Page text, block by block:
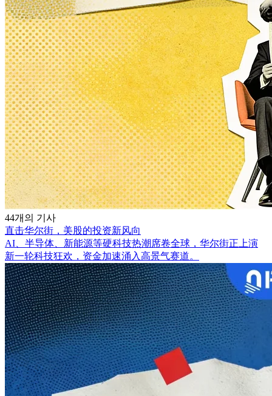
44개의 기사
直击华尔街，美股的投资新风向
AI、半导体、新能源等硬科技热潮席卷全球，华尔街正上演
新一轮科技狂欢，资金加速涌入高景气赛道。